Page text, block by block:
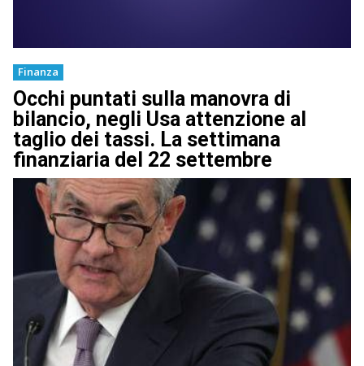
Finanza
Occhi puntati sulla manovra di
bilancio, negli Usa attenzione al
taglio dei tassi. La settimana
finanziaria del 22 settembre